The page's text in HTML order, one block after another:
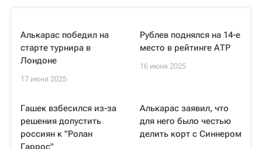
Алькарас победил на
старте турнира в
Лондоне
17 июня 2025
Рублев поднялся на 14-е
место в рейтинге АТР
16 июня 2025
Гашек взбесился из-за
решения допустить
россиян к "Ролан
Гаррос"
Алькарас заявил, что
для него было честью
делить корт с Синнером